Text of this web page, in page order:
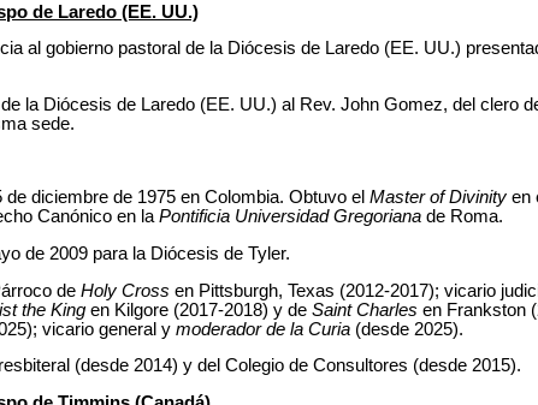
de Laredo (EE. UU.)
al gobierno pastoral de la Diócesis de Laredo (EE. UU.)
la Diócesis de Laredo (EE. UU.) al Rev. John Gomez, del clero
sede.
diciembre de 1975 en Colombia. Obtuvo el Master of Divinity en
Canónico en laPontificia Universidad Gregoriana de Roma.
de 2009 para la Diócesis de Tyler.
de Holy Cross en Pittsburgh, Texas (2012-2017); vicario
the King en Kilgore (2017-2018) y de Saint Charles en Frankston
vicario general y moderador de la Curia (desde 2025).
(desde 2014) y del Colegio de Consultores (desde 2015).